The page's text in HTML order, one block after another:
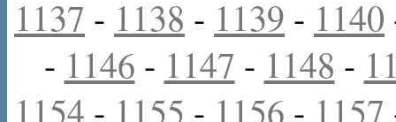
1137 - 1138 - 1139 - 1140
- 1146 - 1147 - 1148 -
1154 - 1155 - 1156 - 1157